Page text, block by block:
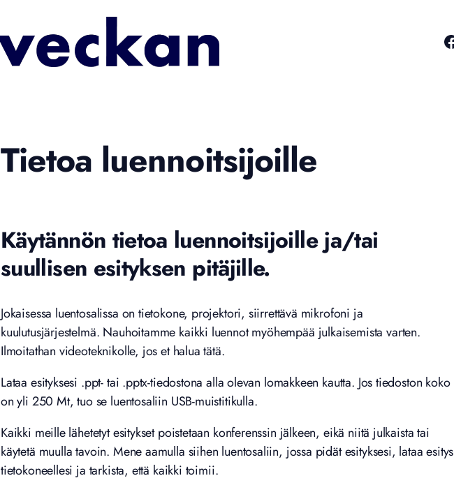
Tietoa luennoitsijoille
Käytännön tietoa luennoitsijoille ja/tai
suullisen esityksen pitäjille.
Jokaisessa luentosalissa on tietokone, projektori, siirrettävä mikrofoni ja
kuulutusjärjestelmä. Nauhoitamme kaikki luennot myöhempää julkaisemista varten.
Ilmoitathan videoteknikolle, jos et halua tätä.
Lataa esityksesi .ppt- tai .pptx-tiedostona alla olevan lomakkeen kautta. Jos tiedoston koko
on yli 250 Mt, tuo se luentosaliin USB-muistitikulla.
Kaikki meille lähetetyt esitykset poistetaan konferenssin jälkeen, eikä niitä julkaista tai
käytetä muulla tavoin. Mene aamulla siihen luentosaliin, jossa pidät esityksesi, lataa esitys
tietokoneellesi ja tarkista, että kaikki toimii.